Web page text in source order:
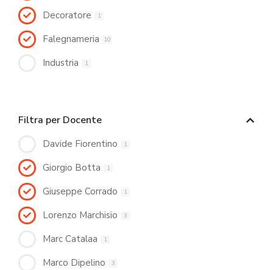
Decoratore 1
Falegnameria 10
Industria 1
Filtra per Docente
Davide Fiorentino 1
Giorgio Botta 1
Giuseppe Corrado 1
Lorenzo Marchisio 3
Marc Catalaa 1
Marco Dipelino 3